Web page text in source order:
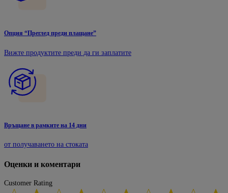
Опция “Преглед преди плащане”
Вижте продуктите преди да ги заплатите
Връщане в рамките на 14 дни
от получаването на стоката
Оценки и коментари
Customer Rating